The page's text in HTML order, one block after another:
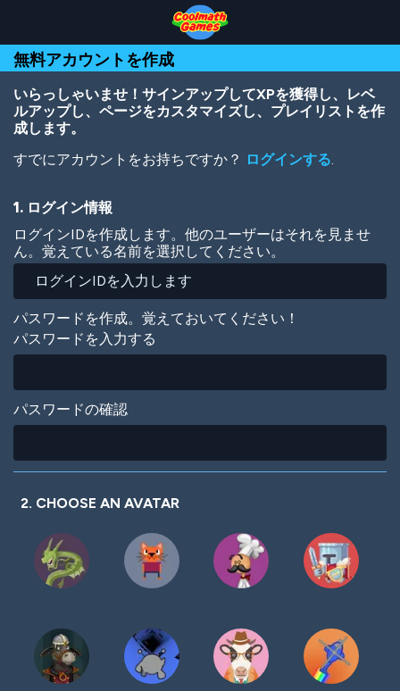
Top
of
Page
Navigation
Main
Content
Footer
ン
コ
ン
移
無料アカウントを作成
いらっしゃいませ！サインアップしてXPを獲得し、レベ
ルアップし、ページをカスタマイズし、プレイリストを作
成します。
すでにアカウントをお持ちですか？ ログインする.
1. ログイン情報
ログインIDを作成します。他のユーザーはそれを見ませ
ん。覚えている名前を選択してください。
パスワードを作成。覚えておいてください！
パスワードを入力する
パスワードの確認
2. CHOOSE AN AVATAR